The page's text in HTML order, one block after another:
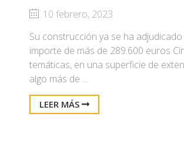
10 febrero, 2023
Su construcción ya se ha
importe de más de 289.600 euros
temáticas, en una superficie de
algo más de ...
LEER MÁS